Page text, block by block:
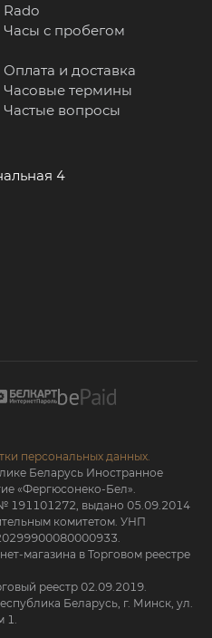
Rado
Часы с пробегом
Оплата и доставка
Часовые термины
Частые вопросы
4
персональных данных.
Беларусь Иностранное
«Фергюсонеко-Бел».
191101272, выдано 05.09.2014
комитетом. УНП
магазина в Торговом реестре
реестр 02.09.2019.
Беларусь, г. Минск, ул.